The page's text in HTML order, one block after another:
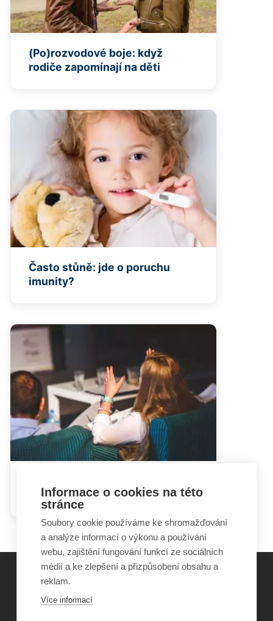
(Po)rozvodové boje: když
rodiče zapomínají na děti
Často stůně: jde o poruchu
imunity?
ublížit i prospět
©Obecně prospěšná společnost Sirius
Informace o cookies na této
stránce
Soubory cookie používáme ke shromažďování
a analýze informací o výkonu a používání
webu, zajištění fungování funkcí ze sociálních
médií a ke zlepšení a přizpůsobení obsahu a
reklam.
Více informací